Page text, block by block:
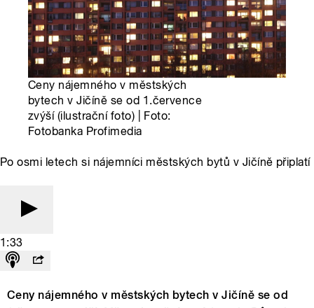
Ceny nájemného v městských
bytech v Jičíně se od 1.července
zvýší (ilustrační foto) | Foto:
Fotobanka Profimedia
Po osmi letech si nájemníci městských bytů v Jičíně připlatí
1:33
Ceny nájemného v městských bytech v Jičíně se od